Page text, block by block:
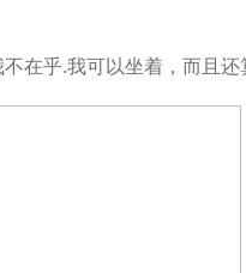
在乎.我可以坐着，而且还